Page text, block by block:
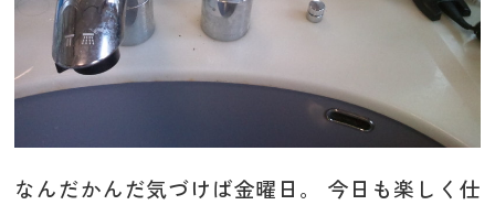
なんだかんだ気づけば金曜日。 今日も楽しく仕